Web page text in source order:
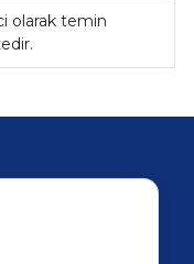
olarak temin